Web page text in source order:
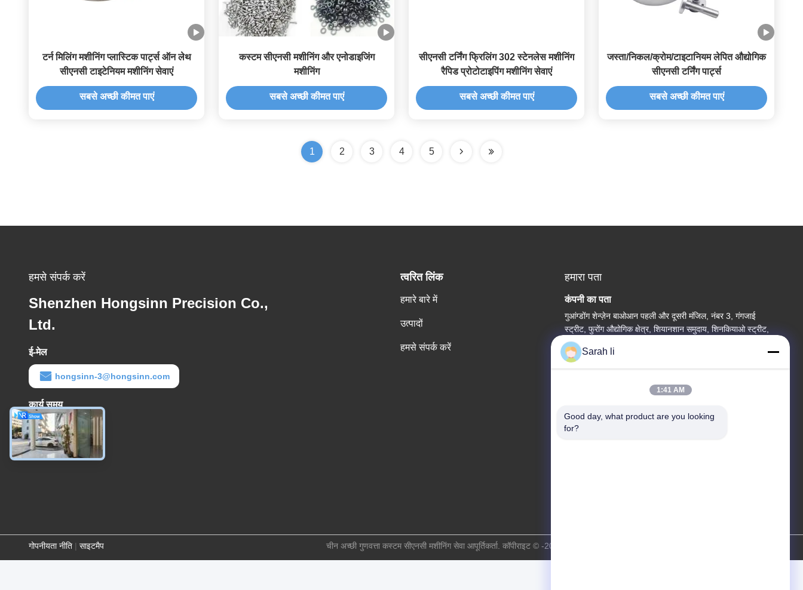
टर्न मिलिंग मशीनिंग प्लास्टिक पार्ट्स ऑन लेथ
सीएनसी टाइटेनियम मशीनिंग सेवाएं
सबसे अच्छी कीमत पाएं
कस्टम सीएनसी मशीनिंग और एनोडाइजिंग
मशीनिंग
सबसे अच्छी कीमत पाएं
सीएनसी टर्निंग फ्रिलिंग 302 स्टेनलेस मशीनिंग
रैपिड प्रोटोटाइपिंग मशीनिंग सेवाएं
सबसे अच्छी कीमत पाएं
जस्ता/निकल/क्रोम/टाइटानियम लेपित औद्योगिक
सीएनसी टर्निंग पार्ट्स
सबसे अच्छी कीमत पाएं
1 2 3 4 5
हमसे संपर्क करें
Shenzhen Hongsinn Precision Co.,
Ltd.
ई-मेल
hongsinn-3@hongsinn.com
कार्य समय
8:30-22:30
त्वरित लिंक
हमारे बारे में
उत्पादों
हमसे संपर्क करें
हमारा पता
कंपनी का पता
गुआंग्डोंग शेन्ज़ेन बाओआन पहली और दूसरी मंजिल, नंबर 3, गंगजाई
स्ट्रीट, फुरोंग औद्योगिक क्षेत्र, शियानशान समुदाय, शिनकियाओ स्ट्रीट,
कारखाने का पता
गुआंग्डोंग शेन्ज़ेन बाओआन पहली और दूसरी मंजिल, नंबर 3, गंगझाई
86-0755-27097532-8:30
गोपनीयता नीति | साइटमैप चीन अच्छी गुणवत्ता कस्टम सीएनसी मशीनिंग सेवा आपूर्तिकर्ता. कॉपीराइट © -2026 Shenzhen Hongsinn Precision Co., Ltd. सर्वाधिकार सुरक्षित।
Sarah li
1:41 AM
Good day, what product are you looking
for?